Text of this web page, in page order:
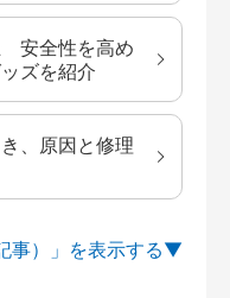
安全性を高め
ズを紹介
、原因と修理
事）」を